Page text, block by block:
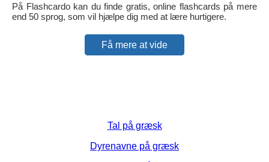
På Flashcardo kan du finde gratis, online flashcards på mere
end 50 sprog, som vil hjælpe dig med at lære hurtigere.
Få mere at vide
Tal på græsk
Dyrenavne på græsk